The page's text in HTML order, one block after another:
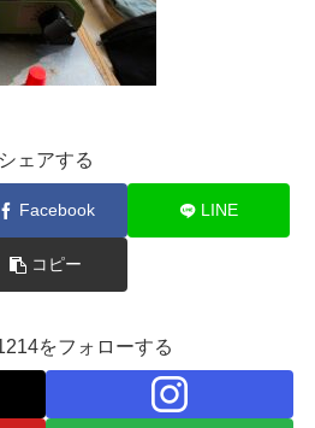
シェアする
Facebook LINE
コピー
をフォローする